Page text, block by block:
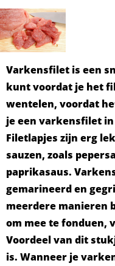
Varkensfilet is een
kunt voordat je het
wentelen, voordat
je een varkensfilet
Filetlapjes zijn erg
sauzen, zoals
paprikasaus.
gemarineerd en
meerdere manieren
om mee te fonduen,
Voordeel van dit
is. Wanneer je